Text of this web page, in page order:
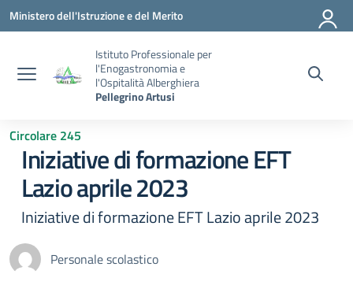
Vai ai contenuti
Vai al menu di navigazione
Vai al footer
Ministero dell'Istruzione e del Merito
Istituto Professionale per
l'Enogastronomia e
l'Ospitalità Alberghiera
Pellegrino Artusi
Circolare 245
Iniziative di formazione EFT
Lazio aprile 2023
Iniziative di formazione EFT Lazio aprile 2023
Personale scolastico